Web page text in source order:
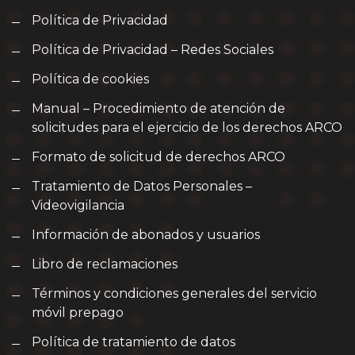
Política de Privacidad
Política de Privacidad – Redes Sociales
Política de cookies
Manual – Procedimiento de atención de
solicitudes para el ejercicio de los derechos ARCO
Formato de solicitud de derechos ARCO
Tratamiento de Datos Personales –
Videovigilancia
Información de abonados y usuarios
Libro de reclamaciones
Términos y condiciones generales del servicio
móvil prepago
Política de tratamiento de datos